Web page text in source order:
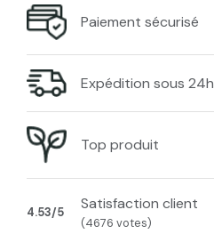
Paiement sécurisé
Expédition sous 24h
Top produit
4.53/5 Satisfaction client
(4676 votes)